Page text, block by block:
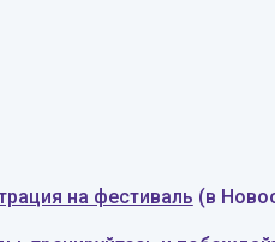
на фестиваль (в